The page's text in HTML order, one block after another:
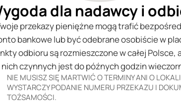
dla nadawcy i
przekazy pieniężne mogą trafić
bankowe lub być odebrane osobiście w
odbioru są rozmieszczone w całej Polsce,
nich czynnych jest do późnych godzin
NIE MUSISZ SIĘ MARTWIĆ O TERMINY ANI O
WYSTARCZY PODANIE NUMERU PRZEKAZU I
TOŻSAMOŚCI.